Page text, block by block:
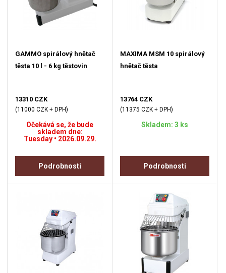
GAMMO spirálový hnětač
těsta 10 l - 6 kg těstovin
13310 CZK
(11000 CZK + DPH)
Očekává se, že bude
skladem dne:
Tuesday • 2026.09.29.
Podrobnosti
MAXIMA MSM 10 spirálový
hnětač těsta
13764 CZK
(11375 CZK + DPH)
Skladem: 3 ks
Podrobnosti